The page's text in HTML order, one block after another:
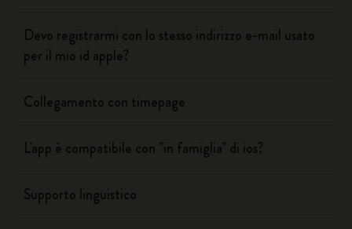
Devo registrarmi con lo stesso indirizzo e-mail usato
per il mio id apple?
Collegamento con timepage
L'app è compatibile con "in famiglia" di ios?
Supporto linguistico